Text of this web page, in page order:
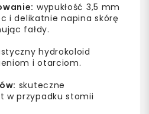
wypukłość 3,5 mm
i delikatnie napina skórę
fałdy.
hydrokoloid
i otarciom.
skuteczne
w przypadku stomii